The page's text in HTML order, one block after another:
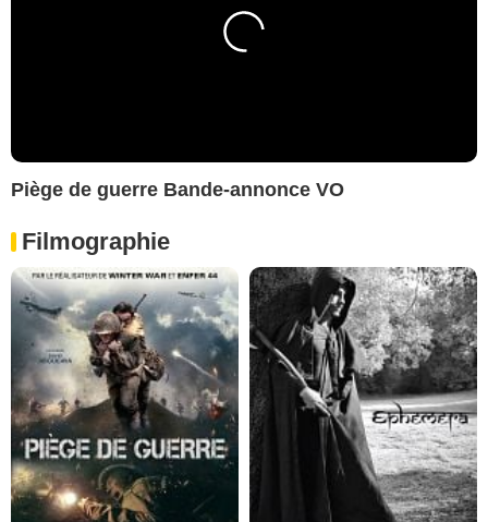
Piège de guerre Bande-annonce VO
Filmographie